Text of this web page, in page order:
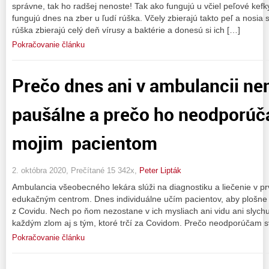
správne, tak ho radšej nenoste! Tak ako fungujú u včiel peľové
fungujú dnes na zber u ľudí rúška. Včely zbierajú takto peľ a nosia
rúška zbierajú celý deň vírusy a baktérie a donesú si ich […]
Pokračovanie článku
Prečo dnes ani v ambulancii
paušálne a prečo ho
mojim pacientom
2. októbra 2020, Prečítané 15 342x, Peter Lipták
Ambulancia všeobecného lekára slúži na diagnostiku a liečenie v
edukačným centrom. Dnes individuálne učím pacientov, aby
z Covidu. Nech po ňom nezostane v ich mysliach ani vidu ani
každým zlom aj s tým, ktoré trčí za Covidom. Prečo neodporúčam
Pokračovanie článku